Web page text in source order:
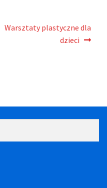
Następny
Warsztaty plastyczne dla
dzieci